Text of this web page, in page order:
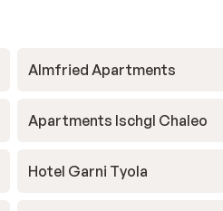
Almfried Apartments
Apartments Ischgl Chaleo
Hotel Garni Tyola